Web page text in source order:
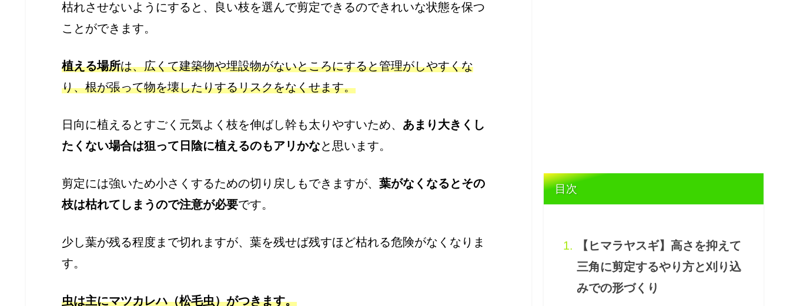
枯れさせないようにすると、良い枝を選んで剪定できるのできれいな状態を保つ
ことができます。
植える場所は、広くて建築物や埋設物がないところにすると管理がしやすくな
り、根が張って物を壊したりするリスクをなくせます。
日向に植えるとすごく元気よく枝を伸ばし幹も太りやすいため、 あまり大きくし
たくない場合は狙って日陰に植えるのもアリかなと思います。
剪定には強いため小さくするための切り戻しもできますが、 葉がなくなるとその
枝は枯れてしまうので注意が必要です。
少し葉が残る程度まで切れますが、葉を残せば残すほど枯れる危険がなくなりま
す。
虫は主にマツカレハ（松毛虫）がつきます。
目次
【ヒマラヤスギ】高さを抑えて
三角に剪定するやり方と刈り込
みでの形づくり